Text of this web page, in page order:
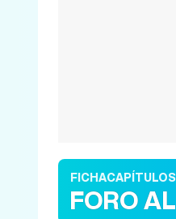
FICHACAPÍTULOS
FORO